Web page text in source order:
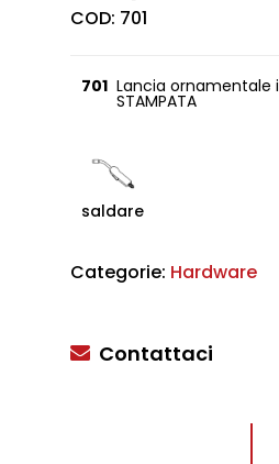
COD: 701
701 Lancia ornamentale
STAMPATA
saldare
Categorie: Hardware
Contattaci